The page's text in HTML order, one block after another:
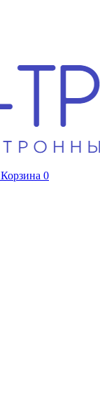
Корзина 0